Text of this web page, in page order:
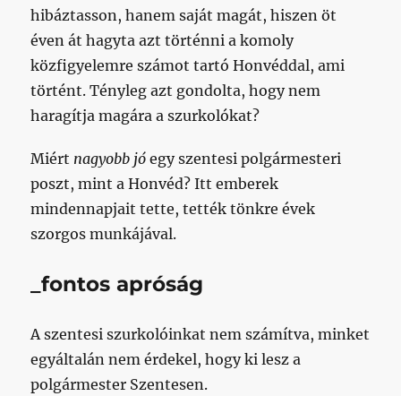
hibáztasson, hanem saját magát, hiszen öt
éven át hagyta azt történni a komoly
közfigyelemre számot tartó Honvéddal, ami
történt. Tényleg azt gondolta, hogy nem
haragítja magára a szurkolókat?
Miért nagyobb jó egy szentesi polgármesteri
poszt, mint a Honvéd? Itt emberek
mindennapjait tette, tették tönkre évek
szorgos munkájával.
_fontos apróság
A szentesi szurkolóinkat nem számítva, minket
egyáltalán nem érdekel, hogy ki lesz a
polgármester Szentesen.